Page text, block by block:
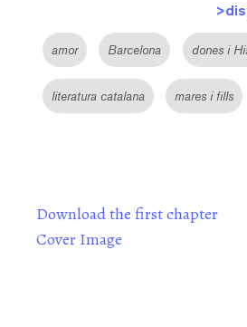
amor Barcelona dones i
literatura catalana mares i fills
Download the first chapter
Cover Image